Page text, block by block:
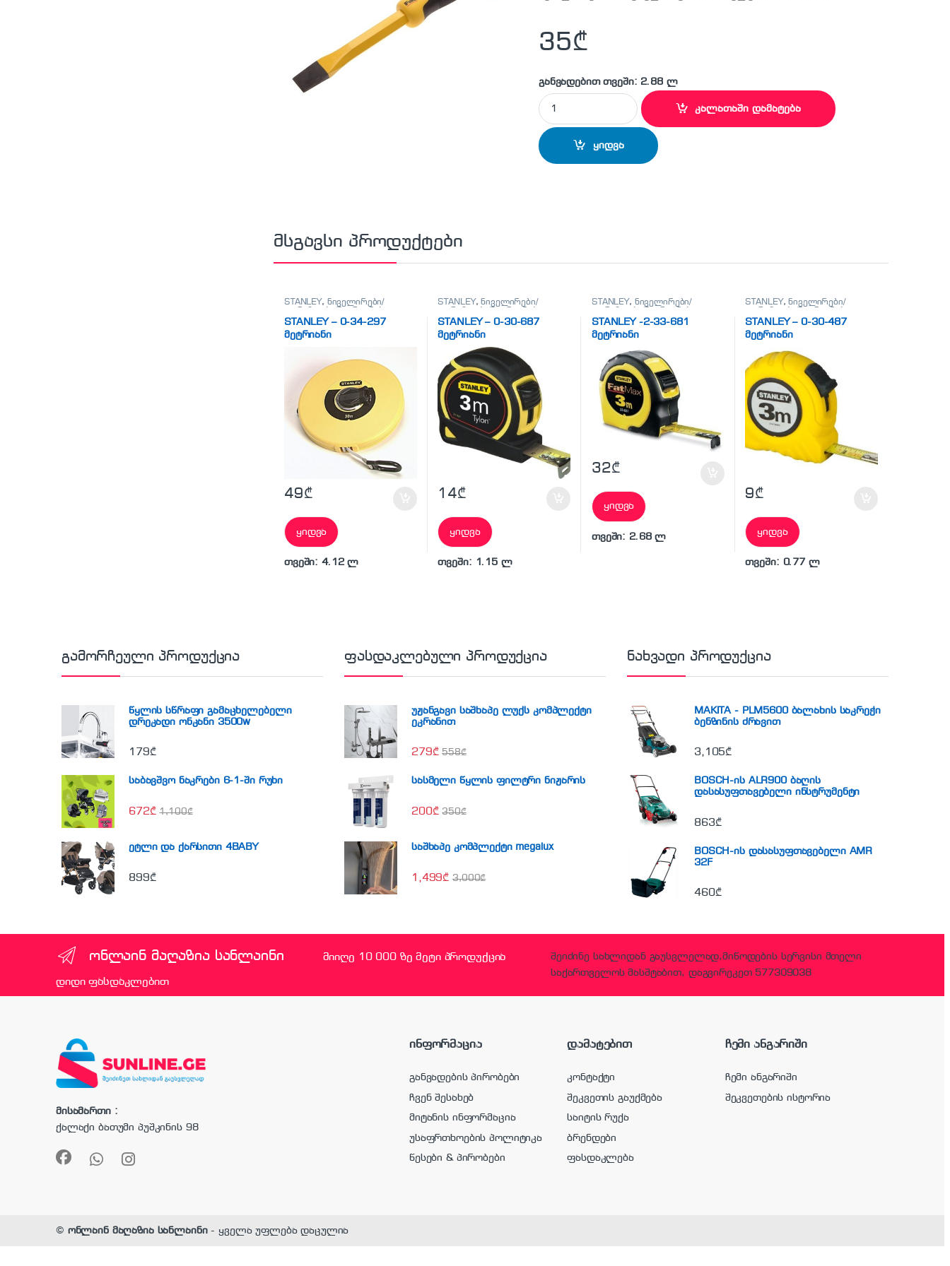
35₾
განვადებით თვეში: 2.88 ლ
STANLEY - 4-18-332 ზუბილა რეზინის სახელურით quantity
კალათაში დამატება
ყიდვა
მსგავსი პროდუქტები
STANLEY, ნიველირები/
STANLEY – 0-34-297
მეტრიანი
49₾
ყიდვა
თვეში: 4.12 ლ
STANLEY,ნიველირები/
STANLEY – 0-30-687
მეტრიანი
14₾
ყიდვა
თვეში: 1.15 ლ
STANLEY, ნიველირები/
STANLEY -2-33-681
მეტრიანი
32₾
ყიდვა
თვეში: 2.68 ლ
STANLEY,ნიველირები/
STANLEY – 0-30-487
მეტრიანი
9₾
ყიდვა
თვეში: 0.77 ლ
გამორჩეული პროდუქცია
წყლის სწრაფი გამაცხელებელი
დრეკადი ონკანი 3500w
179₾
საბავშვო ნაკრები 6-1-ში რუხი
672₾ 1,100₾
ეტლი და ქარსითი 4BABY
899₾
ფასდაკლებული პროდუქცია
უჟანგავი საშხაპე ლუქს კომპლექტი
ეკრანით
279₾ 558₾
სასმელი წყლის ფილტრი ნიჟარის
200₾ 350₾
საშხაპე კომპლექტი megalux
1,499₾ 3,000₾
ნახვადი პროდუქცია
MAKITA - PLM5600 ბალახის საკრეჭი
ბენზინის ძრავით
3,105₾
BOSCH-ის ALR900 ბაღის
დასასუფთავებელი ინსტრუმენტი
863₾
BOSCH-ის დასასუფთავებელი AMR
32F
460₾
ონლაინ მაღაზია სანლაინი მიიღე 10 000 ზე მეტი პროდუქცია
დიდი ფასდაკლებით
შეიძინე სახლიდან გაუსვლელად,მიწოდების სერვისი მთელი
საქართველოს მასშტაბით, დაგვირეკეთ 577309038
მისამართი :
ქალაქი ბათუმი პუშკინის 98
ინფორმაცია
განვადების პირობები
ჩვენ შესახებ
მიტანის ინფორმაცია
უსაფრთხოების პოლიტიკა
წესები & პირობები
დამატებით
კონტაქტი
შეკვეთის გაუქმება
საიტის რუქა
ბრენდები
ფასდაკლება
ჩემი ანგარიში
ჩემი ანგარიში
შეკვეთების ისტორია
© ონლაინ მაღაზია სანლაინი- ყველა უფლება დაცულია